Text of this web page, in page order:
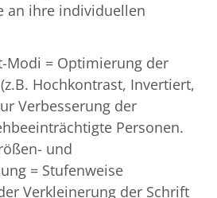
an ihre individuellen
Modi = Optimierung der
Hochkontrast, Invertiert,
Verbesserung der
Personen.
und
= Stufenweise
Verkleinerung der Schrift